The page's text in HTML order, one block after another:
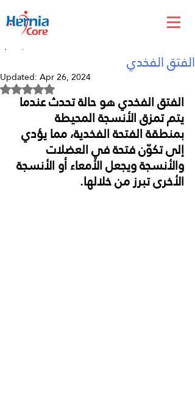
الفتق الفخدي
Apr 18, 2024
Updated:Apr 26, 2024
Rated NaN out of 5 stars.
الفتق الفخدي هو حالة تحدث عندما
يتم تمزق الأنسجة المحيطة
بمنطقة الفتحة الفخدية، مما يؤدي
إلى تكوّن فتحة في العضلات
والأنسجة ويجعل الأمعاء أو الأنسجة
الأخرى تبرز من خلالها.